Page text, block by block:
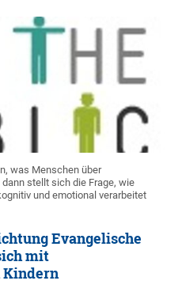
was Menschen über
stellt sich die Frage, wie
und emotional verarbeitet
Evangelische
mit
Kindern